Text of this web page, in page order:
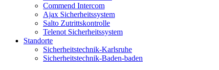
Commend Intercom
Ajax Sicherheitssystem​
Salto Zutrittskontrolle
Telenot Sicherheitssystem
Standorte
Sicherheitstechnik-Karlsruhe
Sicherheitstechnik-Baden-baden